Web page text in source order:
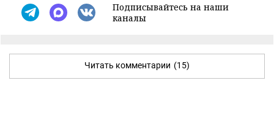
Подписывайтесь на наши
каналы
Читать комментарии (15)